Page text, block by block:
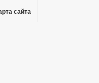
сайта